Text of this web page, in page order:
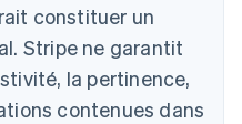
constituer un
Stripe ne garantit
la pertinence,
contenues dans